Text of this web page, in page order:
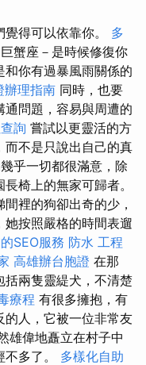
得可以依靠你。 多
巨蟹座－是時候修復你
你有過暴風雨關係的
辦理指南 同時，也要
問題，容易與周遭的
詢 嘗試以更靈活的方
而不是只說出自己的真
乎一切都很滿意，除
椅上的無家可歸者。
裡的狗卻出奇的少，
她按照嚴格的時間表遛
SEO服務 防水 工程
高雄辦台胞證 在那
括兩隻靈緹犬，不清楚
療程 有很多擁抱，有
的人，它被一位非常友
雄偉地矗立在村子中
多了。 多樣化自助